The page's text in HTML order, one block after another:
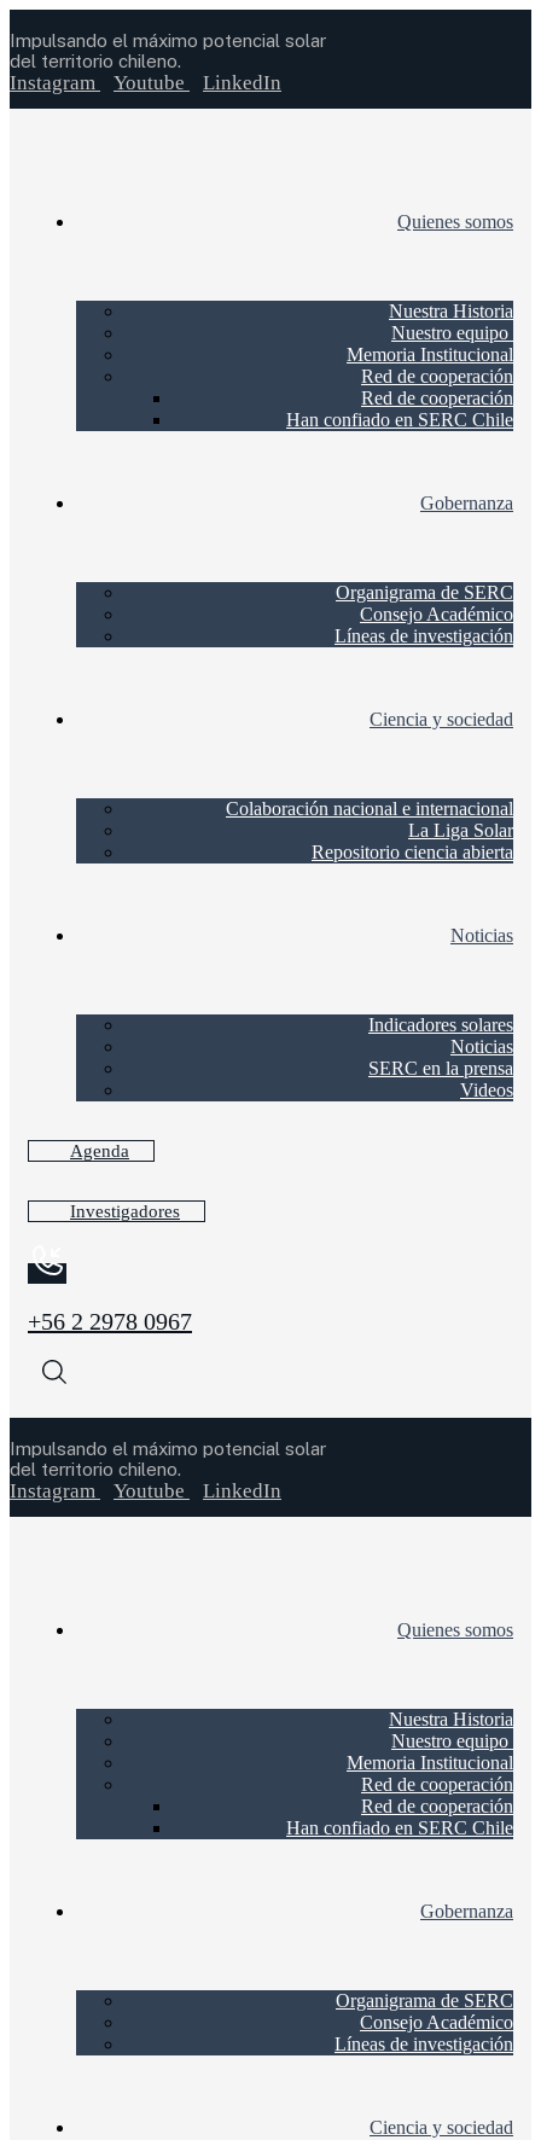
Impulsando el máximo potencial solar
del territorio chileno.
Instagram Youtube LinkedIn
Quienes somos
Nuestra Historia
Nuestro equipo
Memoria Institucional
Red de cooperación
Red de cooperación
Han confiado en SERC Chile
Gobernanza
Organigrama de SERC
Consejo Académico
Líneas de investigación
Ciencia y sociedad
Colaboración nacional e internacional
La Liga Solar
Repositorio ciencia abierta
Noticias
Indicadores solares
Noticias
SERC en la prensa
Videos
Agenda
Investigadores
+56 2 2978 0967
Impulsando el máximo potencial solar
del territorio chileno.
Instagram Youtube LinkedIn
Quienes somos
Nuestra Historia
Nuestro equipo
Memoria Institucional
Red de cooperación
Red de cooperación
Han confiado en SERC Chile
Gobernanza
Organigrama de SERC
Consejo Académico
Líneas de investigación
Ciencia y sociedad